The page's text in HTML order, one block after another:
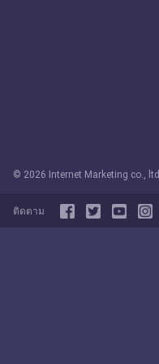
© 2026 Internet Marketing co., ltd
ติดตาม